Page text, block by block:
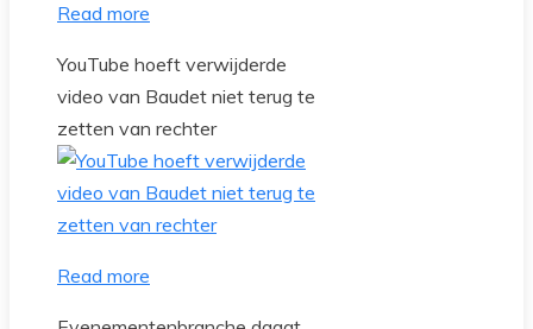
Read more
YouTube hoeft verwijderde
video van Baudet niet terug te
zetten van rechter
Read more